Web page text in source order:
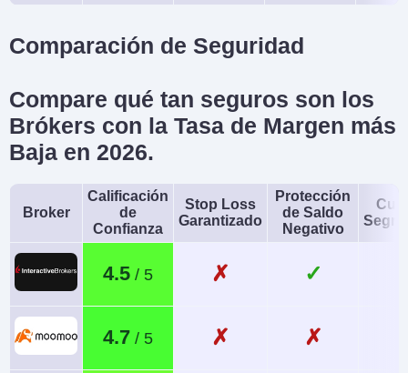
Comparación de Seguridad
Compare qué tan seguros son los
Brókers con la Tasa de Margen más
Baja en 2026.
Broker
Calificación
de
Confianza
Stop Loss
Garantizado
Protección
de Saldo
Negativo
4.5 ✗ ✓
4.7 ✗ ✗